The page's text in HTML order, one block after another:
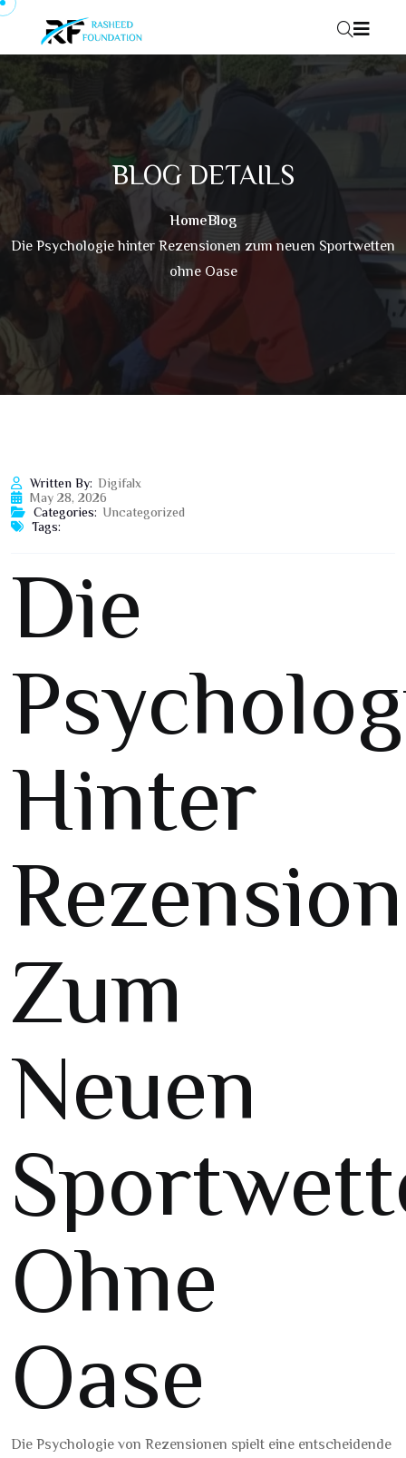
Skip to content
BLOG DETAILS
HomeBlog
Die Psychologie hinter Rezensionen zum neuen Sportwetten
ohne Oase
Written By: Digifalx
May 28, 2026
Categories: Uncategorized
Tags:
Die
Hinter
Zum
Neuen
Ohne
Oase
Die Psychologie von Rezensionen spielt eine entscheidende